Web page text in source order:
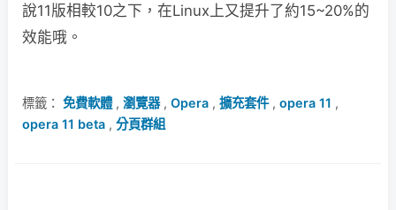
說11版相較10之下，在Linux上又提升了約15~20%的
效能哦。
標籤： 免費軟體, 瀏覽器, Opera , 擴充套件, opera 11 ,
opera 11 beta , 分頁群組